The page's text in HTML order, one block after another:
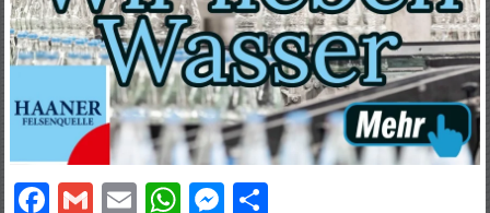
Facebook
GmailEmailWhatsApp
Messenger